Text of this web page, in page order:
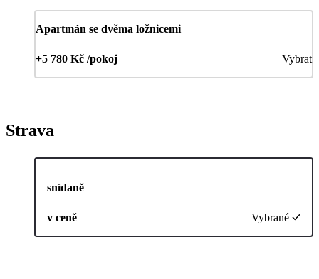
Apartmán se dvěma ložnicemi
+5 780 Kč /pokoj Vybrat
Strava
snídaně
v ceně Vybrané